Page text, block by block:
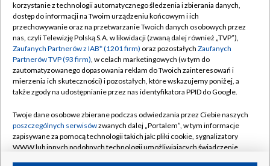
TVP
Abonament TVP
Emisja w TVP
Centrum informacji TVP
Naziemna Telewizja Cyfrowa
Rada Programowa
System NOS
Informacje o nadawcy
Regulamin TVP
Polityka prywatności
Moje zgody
Pomoc
Kontakt
korzystanie z technologii automatycznego śledzenia i zbierania danych,
dostęp do informacji na Twoim urządzeniu końcowym i ich
przechowywanie oraz na przetwarzanie Twoich danych osobowych przez
nas, czyli Telewizję Polską S.A. w likwidacji (zwaną dalej również „TVP”),
Zaufanych Partnerów z IAB* (1201 firm) oraz pozostałych Zaufanych
Partnerów TVP (93 firm), w celach marketingowych (w tym do
zautomatyzowanego dopasowania reklam do Twoich zainteresowań i
mierzenia ich skuteczności) i pozostałych, które wskazujemy poniżej, a
także zgody na udostępnianie przez nas identyfikatora PPID do Google.
Twoje dane osobowe zbierane podczas odwiedzania przez Ciebie naszych
poszczególnych serwisówzwanych dalej „Portalem”, w tym informacje
zapisywane za pomocą technologii takich jak: pliki cookie, sygnalizatory
WWW lub innych podobnych technologii umożliwiających świadczenie